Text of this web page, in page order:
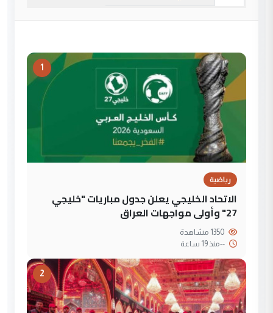
1
رياضية
الاتحاد الخليجي يعلن جدول مباريات "خليجي
27" وأولى مواجهات العراق
--منذ 19 ساعة
2